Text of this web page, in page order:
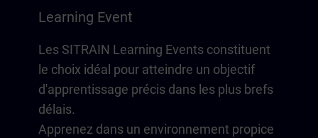
Learning Event
Les SITRAIN Learning Events constituent
le choix idéal pour atteindre un objectif
d'apprentissage précis dans les plus brefs
délais.
Apprenez dans un environnement propice